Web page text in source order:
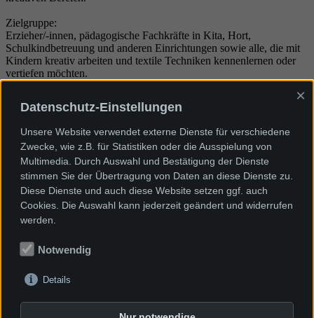
Zielgruppe:
Erzieher/-innen, pädagogische Fachkräfte in Kita, Hort,
Schulkindbetreuung und anderen Einrichtungen sowie alle, die mit
Kindern kreativ arbeiten und textile Techniken kennenlernen oder
vertiefen möchten.
30.09.2026, 08:30 - 11:30 Uhr
An-/Abmeldeschluss:16.09.2026
Snacks und Material)
Anzahl Plätze: 16(maximal) /6(minimal) /9(gebucht)
Raum:
Seminarraum (Lageplan)
Ort:
Konrad-Adenauer-Str. 22
Newsletter
AGBs unserer VHS- Kurse
Datenschutz-Einstellungen
×
Unsere Website verwendet externe Dienste für verschiedene
Zwecke, wie z.B. für Statistiken oder die Ausspielung von
Multimedia. Durch Auswahl und Bestätigung der Dienste
stimmen Sie der Übertragung von Daten an diese Dienste zu.
Diese Dienste und auch diese Website setzen ggf. auch
Cookies. Die Auswahl kann jederzeit geändert und widerrufen
werden.
Notwendig
Details